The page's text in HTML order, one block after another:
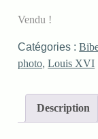
Vendu !
Catégories :
photo,Louis XVI
Description